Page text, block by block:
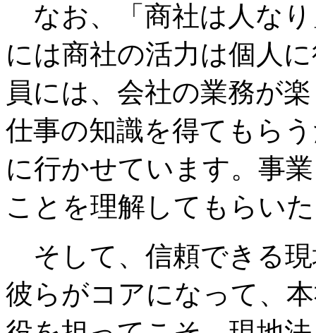
なお、「商社は人な
には商社の活力は個人
員には、会社の業務が
仕事の知識を得てもら
に行かせています。事
ことを理解してもらい
そして、信頼できる
彼らがコアになって、